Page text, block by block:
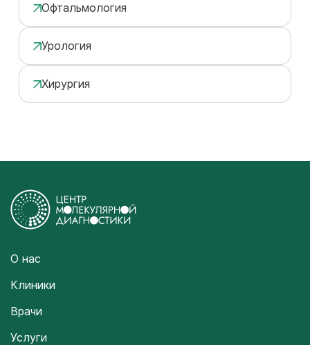
Офтальмология
Урология
Хирургия
О нас
Клиники
Врачи
Услуги